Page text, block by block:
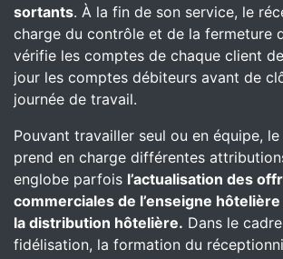
sortants. À la fin de son service, le
charge du contrôle et de la fermeture
vérifie les comptes de chaque client
jour les comptes débiteurs avant de
journée de travail.
Pouvant travailler seul ou en équipe,
prend en charge différentes
englobe parfois l’actualisation des
commerciales de l’enseigne
la distribution hôtelière. Dans le
fidélisation, la formation du